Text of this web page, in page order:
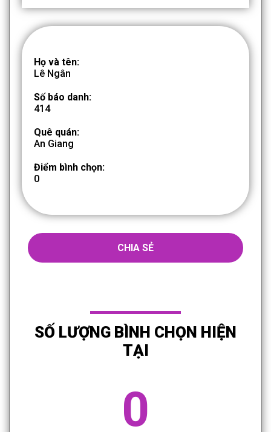
Họ và tên:
Lê Ngân
Số báo danh:
414
Quê quán:
An Giang
Điểm bình chọn:
0
CHIA SẺ
SỐ LƯỢNG BÌNH CHỌN HIỆN
TẠI
0